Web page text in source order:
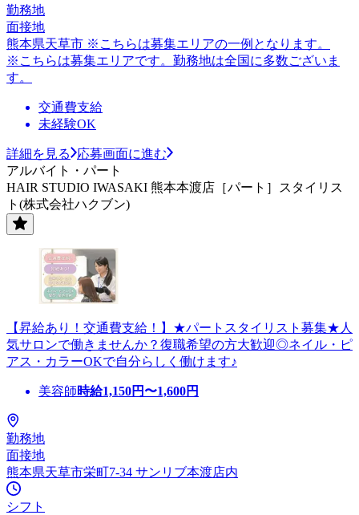
勤務地
面接地
熊本県天草市 ※こちらは募集エリアの一例となります。
※こちらは募集エリアです。勤務地は全国に多数ございま
す。
交通費支給
未経験OK
詳細を見る
応募画面に進む
アルバイト・パート
HAIR STUDIO IWASAKI 熊本本渡店［パート］スタイリス
ト(株式会社ハクブン)
【昇給あり！交通費支給！】★パートスタイリスト募集★人
気サロンで働きませんか？復職希望の方大歓迎◎ネイル・ピ
アス・カラーOKで自分らしく働けます♪
美容師時給1,150円〜1,600円
勤務地
面接地
熊本県天草市栄町7-34 サンリブ本渡店内
シフト